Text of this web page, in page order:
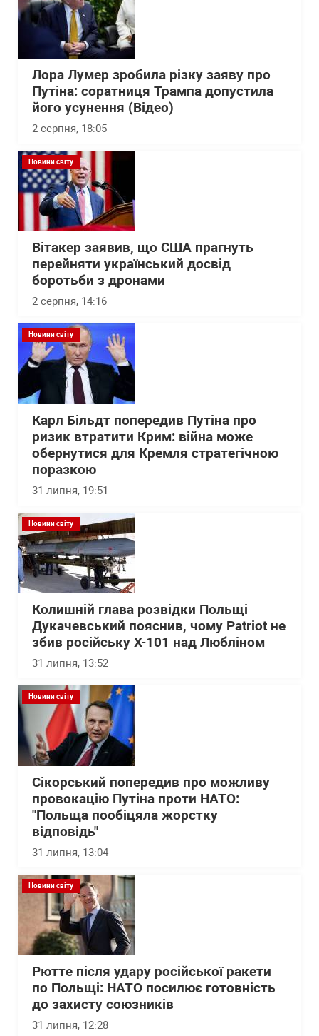
Лора Лумер зробила різку заяву про
Путіна: соратниця Трампа допустила
його усунення (Відео)
2 серпня, 18:05
Новини світу
Вітакер заявив, що США прагнуть
перейняти український досвід
боротьби з дронами
2 серпня, 14:16
Новини світу
Карл Більдт попередив Путіна про
ризик втратити Крим: війна може
обернутися для Кремля стратегічною
поразкою
31 липня, 19:51
Новини світу
Колишній глава розвідки Польщі
Дукачевський пояснив, чому Patriot не
збив російську Х-101 над Любліном
31 липня, 13:52
Новини світу
Сікорський попередив про можливу
провокацію Путіна проти НАТО:
"Польща пообіцяла жорстку
відповідь"
31 липня, 13:04
Новини світу
Рютте після удару російської ракети
по Польщі: НАТО посилює готовність
до захисту союзників
31 липня, 12:28